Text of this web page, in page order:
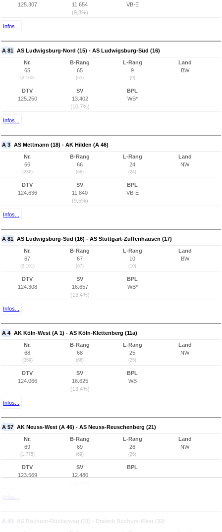
125.307
11.654
(9,3%)
VB-E
Infos...
A 81 AS Ludwigsburg-Nord (15) - AS Ludwigsburg-Süd (16)
Nr.
65
(2.160)
B-Rang
65
(65)
L-Rang
9
(9)
Land
BW
DTV
125.250
SV
13.402
(10,7%)
BPL
WB*
Infos...
A 3 AS Mettmann (18) - AK Hilden (A 46)
Nr.
66
(236)
B-Rang
66
(66)
L-Rang
24
(24)
Land
NW
DTV
124.636
SV
11.840
(9,5%)
BPL
VB-E
Infos...
A 81 AS Ludwigsburg-Süd (16) - AS Stuttgart-Zuffenhausen (17)
Nr.
67
(2.161)
B-Rang
67
(67)
L-Rang
10
(10)
Land
BW
DTV
124.308
SV
16.657
(13,4%)
BPL
WB*
Infos...
A 4 AK Köln-West (A 1) - AS Köln-Klettenberg (11a)
Nr.
68
(359)
B-Rang
68
(68)
L-Rang
25
(25)
Land
NW
DTV
124.066
SV
16.625
(13,4%)
BPL
WB
Infos...
A 57 AK Neuss-West (A 46) - AS Neuss-Reuschenberg (21)
Nr.
69
(1.775)
B-Rang
69
(69)
L-Rang
26
(26)
Land
NW
DTV
123.569
SV
12.480
BPL
Infos...
A 40 AS Bochum-Dückerweg (31) - Dreieck Bochum-West (32)